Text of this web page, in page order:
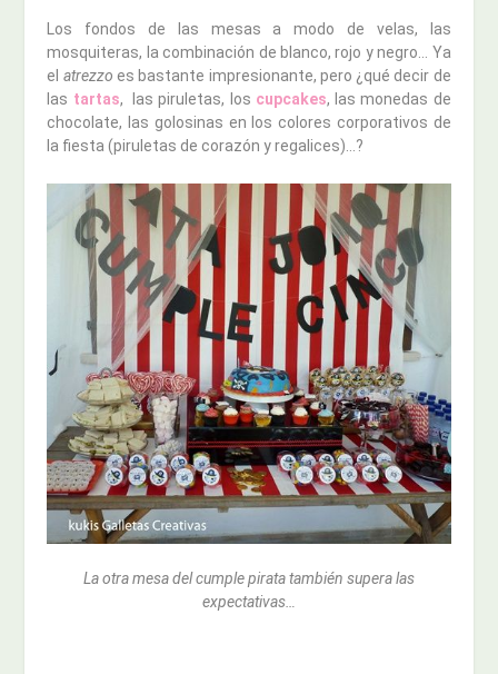
Los fondos de las mesas a modo de velas, las
mosquiteras, la combinación de blanco, rojo y negro… Ya
el atrezzo es bastante impresionante, pero ¿qué decir de
las tartas, las piruletas, los cupcakes, las monedas de
chocolate, las golosinas en los colores corporativos de
la fiesta (piruletas de corazón y regalices)…?
La otra mesa del cumple pirata también supera las
expectativas…